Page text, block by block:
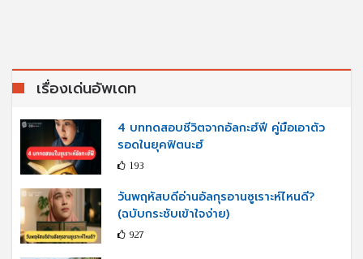
เรื่องเด่นอัพเดท
4 บททดสอบชีวิตจากอัลกะฮ์ฟี คู่มือเอาตัว
รอดในยุคฟิตนะฮ์
193
วันพฤหัสบดีอ่านอัลกุรอานซูเราะห์ไหนดี?
(ฉบับกระชับเข้าใจง่าย)
927